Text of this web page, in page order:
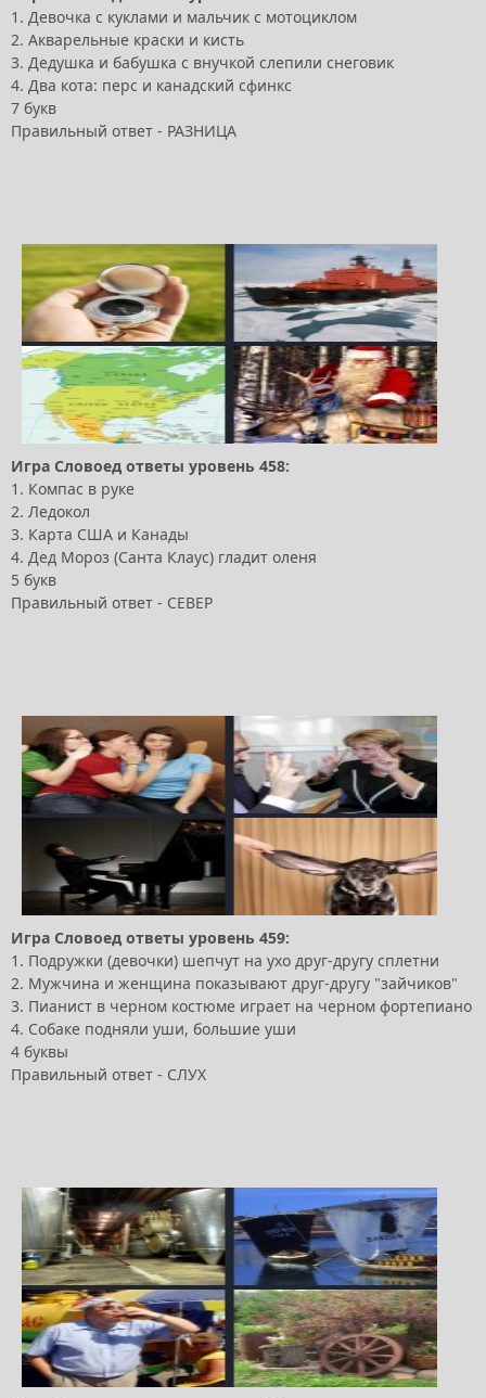
1. Девочка с куклами и мальчик с мотоциклом
2. Акварельные краски и кисть
3. Дедушка и бабушка с внучкой слепили снеговик
4. Два кота: перс и канадский сфинкс
7 букв
Правильный ответ - РАЗНИЦА
Игра Словоед ответы уровень 458:
1. Компас в руке
2. Ледокол
3. Карта США и Канады
4. Дед Мороз (Санта Клаус) гладит оленя
5 букв
Правильный ответ - СЕВЕР
Игра Словоед ответы уровень 459:
1. Подружки (девочки) шепчут на ухо друг-другу сплетни
2. Мужчина и женщина показывают друг-другу "зайчиков"
3. Пианист в черном костюме играет на черном фортепиано
4. Собаке подняли уши, большие уши
4 буквы
Правильный ответ - СЛУХ